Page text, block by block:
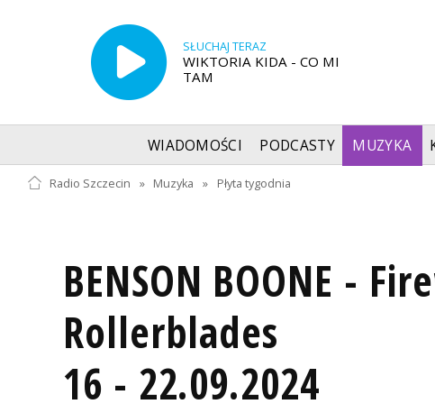
SŁUCHAJ TERAZ
WIKTORIA KIDA - CO MI
TAM
WIADOMOŚCI PODCASTY MUZYKA
Radio Szczecin » Muzyka » Płyta tygodnia
BENSON BOONE -
Rollerblades
16 - 22.09.2024